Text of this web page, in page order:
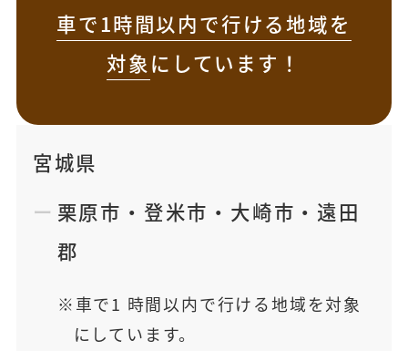
車で1時間以内で行ける地域を
対象にしています！
宮城県
栗原市 ・ 登米市 ・ 大崎市 ・ 遠田
郡
車で1 時間以内で行ける地域を対象
にしています。